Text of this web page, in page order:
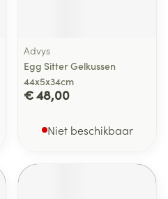
Advys
Egg Sitter Gelkussen
44x5x34cm
€ 48,00
Niet beschikbaar